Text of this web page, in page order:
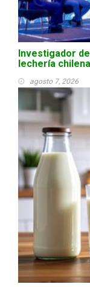
Investigador
lechería
agosto 7, 2026